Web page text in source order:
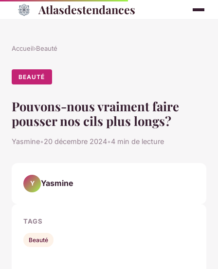
Atlasdestendances
Accueil›Beauté
BEAUTÉ
Pouvons-nous vraiment faire
pousser nos cils plus longs?
Yasmine•20 décembre 2024•4 min de lecture
Y Yasmine
TAGS
Beauté